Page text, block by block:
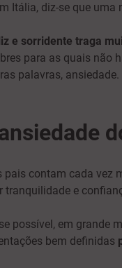
Itália, diz-se que
e sorridente traga
para as quais não
palavras, ansiedade.
pais contam cada
tranquilidade e
possível, em grande
bem definidas